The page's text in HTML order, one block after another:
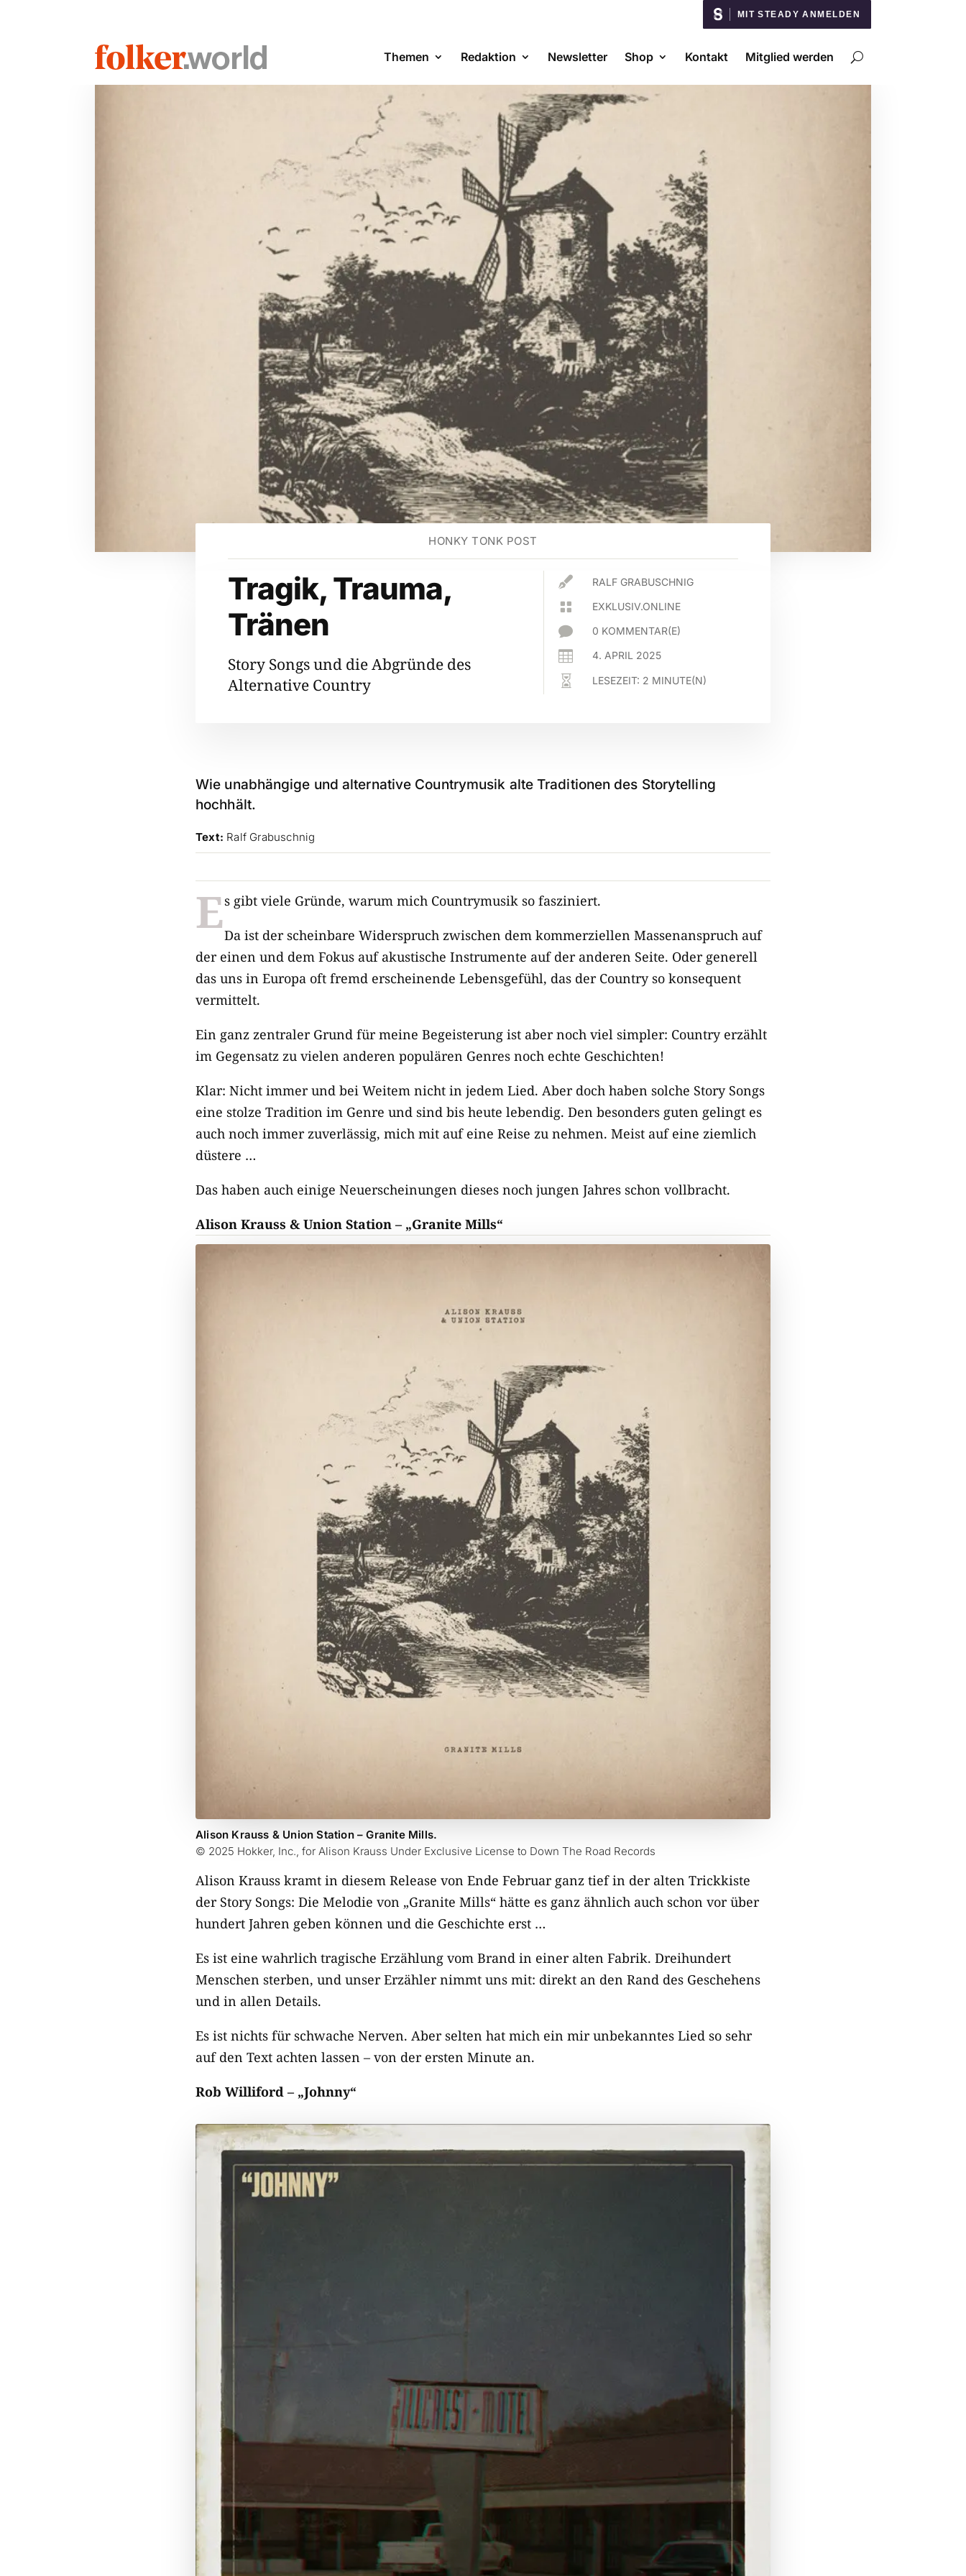
MIT STEADY ANMELDEN
Themen Redaktion Newsletter Shop Kontakt Mitglied werden
HONKY TONK POST
Tragik, Trauma,
Tränen
Story Songs und die Abgründe des
Alternative Country
 RALF GRABUSCHNIG
 EXKLUSIV.ONLINE
 0 KOMMENTAR(E)
 4. APRIL 2025
 LESEZEIT: 2 MINUTE(N)
Wie unabhängige und alternative Countrymusik alte Traditionen des Storytelling
hochhält.
Text: Ralf Grabuschnig
Es gibt viele Gründe, warum mich Countrymusik so fasziniert.
Da ist der scheinbare Widerspruch zwischen dem kommerziellen Massenanspruch auf
der einen und dem Fokus auf akustische Instrumente auf der anderen Seite. Oder generell
das uns in Europa oft fremd erscheinende Lebensgefühl, das der Country so konsequent
vermittelt.
Ein ganz zentraler Grund für meine Begeisterung ist aber noch viel simpler: Country erzählt
im Gegensatz zu vielen anderen populären Genres noch echte Geschichten!
Klar: Nicht immer und bei Weitem nicht in jedem Lied. Aber doch haben solche Story Songs
eine stolze Tradition im Genre und sind bis heute lebendig. Den besonders guten gelingt es
auch noch immer zuverlässig, mich mit auf eine Reise zu nehmen. Meist auf eine ziemlich
düstere …
Das haben auch einige Neuerscheinungen dieses noch jungen Jahres schon vollbracht.
Alison Krauss & Union Station – „Granite Mills“
Alison Krauss & Union Station – Granite Mills.
© 2025 Hokker, Inc., for Alison Krauss Under Exclusive License to Down The Road Records
Alison Krauss kramt in diesem Release von Ende Februar ganz tief in der alten Trickkiste
der Story Songs: Die Melodie von „Granite Mills“ hätte es ganz ähnlich auch schon vor über
hundert Jahren geben können und die Geschichte erst …
Es ist eine wahrlich tragische Erzählung vom Brand in einer alten Fabrik. Dreihundert
Menschen sterben, und unser Erzähler nimmt uns mit: direkt an den Rand des Geschehens
und in allen Details.
Es ist nichts für schwache Nerven. Aber selten hat mich ein mir unbekanntes Lied so sehr
auf den Text achten lassen – von der ersten Minute an.
Rob Williford – „Johnny“